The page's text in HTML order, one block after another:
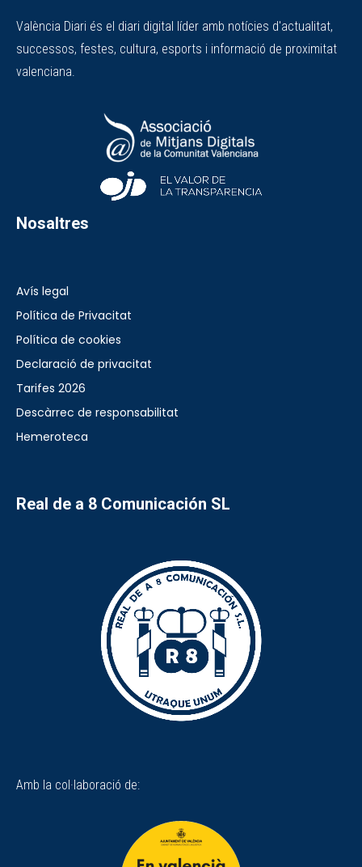
València Diari és el diari digital líder amb notícies d'actualitat,
successos, festes, cultura, esports i informació de proximitat
valenciana.
Nosaltres
Avís legal
Política de Privacitat
Política de cookies
Declaració de privacitat
Tarifes 2026
Descàrrec de responsabilitat
Hemeroteca
Real de a 8 Comunicación SL
Amb la col·laboració de: